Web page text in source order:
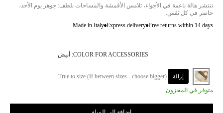
تنتشر هالة ناعمة في الأجواء، تلامس الأقمشة والمساحات بلطف: جوهر يوم الأحد،
حاضر في كل نَفَس.
Free returns within 14 days
Express delivery
Made in Italy
COLOR FOR ACCESSORIES: أبيض
إزالة True to size (If between sizes - choose bigger)
متوفر في المخزون